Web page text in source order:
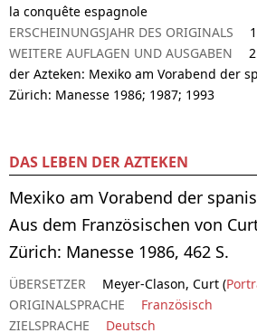
la conquête espagnole
ERSCHEINUNGSJAHR DES ORIGINALS
WEITERE AUFLAGEN UND AUSGABEN
der Azteken: Mexiko am Vorabend der
Zürich: Manesse 1986; 1987; 1993
DAS LEBEN DER AZTEKEN
Mexiko am Vorabend der
Aus dem Französischen von
Zürich: Manesse 1986, 462 S.
ÜBERSETZER Meyer-Clason, Curt (
ORIGINALSPRACHE
Französisch
ZIELSPRACHE
Deutsch